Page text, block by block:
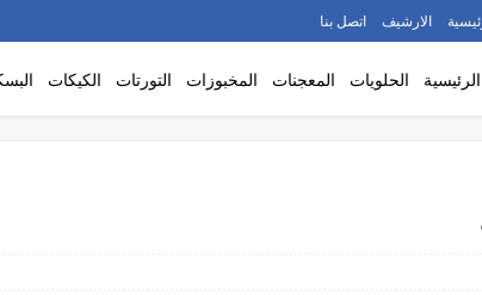
الارشيف اتصل بنا
الحلويات المعجنات المخبوزات التورتات الكيكات